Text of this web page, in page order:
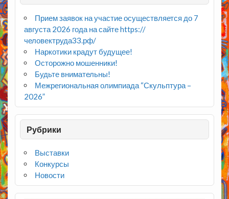
Прием заявок на участие осуществляется до 7
августа 2026 года на сайте https://
человектруда33.рф/
Наркотики крадут будущее!
Осторожно мошенники!
Будьте внимательны!
Межрегиональная олимпиада “Скульптура –
2026”
Рубрики
Выставки
Конкурсы
Новости